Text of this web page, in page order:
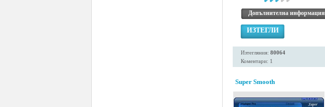
Допълнителна информация
ИЗТЕГЛИ
Изтегляния: 80064
Коментари: 1
Super Smooth